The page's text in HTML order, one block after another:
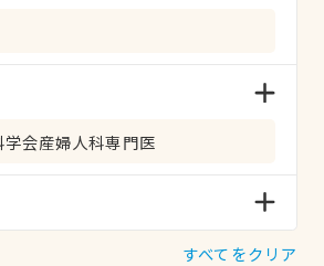
会産婦人科専門医
すべてをクリア